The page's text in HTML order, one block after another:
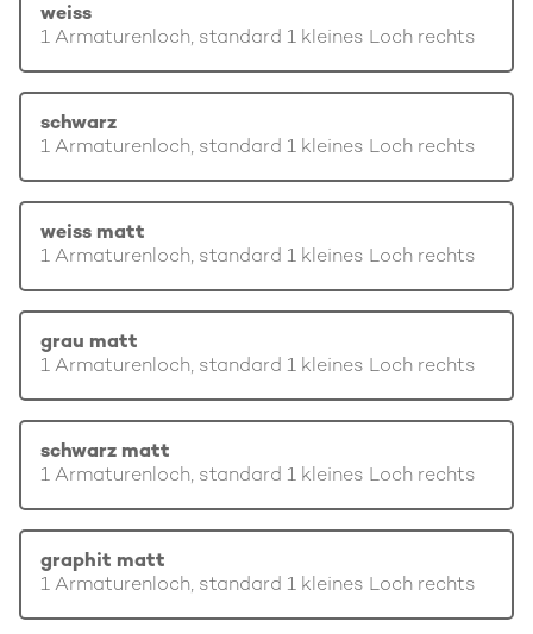
weiss
1 Armaturenloch, standard 1 kleines Loch rechts
schwarz
1 Armaturenloch, standard 1 kleines Loch rechts
weiss matt
1 Armaturenloch, standard 1 kleines Loch rechts
grau matt
1 Armaturenloch, standard 1 kleines Loch rechts
schwarz matt
1 Armaturenloch, standard 1 kleines Loch rechts
graphit matt
1 Armaturenloch, standard 1 kleines Loch rechts